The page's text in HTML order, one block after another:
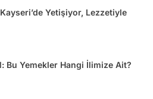
Yetişiyor, Lezzetiyle
Bu Yemekler Hangi İlimize Ait?